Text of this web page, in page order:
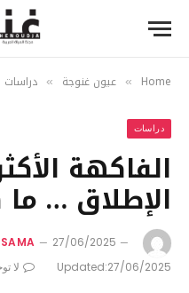
Home
» عيون غنوجة » دراسات
دراسات
الفاكهة
الإطلاق …
27/06/2025
Updated:27/06/2025 لا